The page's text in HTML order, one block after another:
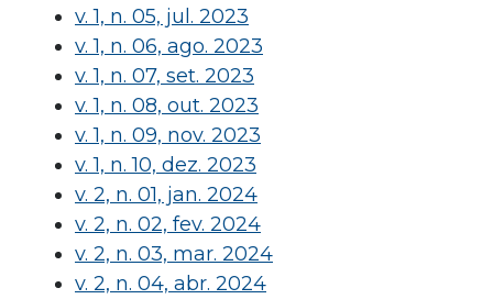
v. 1, n. 05, jul. 2023
v. 1, n. 06, ago. 2023
v. 1, n. 07, set. 2023
v. 1, n. 08, out. 2023
v. 1, n. 09, nov. 2023
v. 1, n. 10, dez. 2023
v. 2, n. 01, jan. 2024
v. 2, n. 02, fev. 2024
v. 2, n. 03, mar. 2024
v. 2, n. 04, abr. 2024